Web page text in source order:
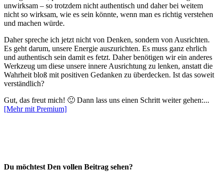
unwirksam – so trotzdem nicht authentisch und daher bei weitem
nicht so wirksam, wie es sein könnte, wenn man es richtig verstehen
und machen würde.
Daher spreche ich jetzt nicht von Denken, sondern von Ausrichten.
Es geht darum, unsere Energie auszurichten. Es muss ganz ehrlich
und authentisch sein damit es fetzt. Daher benötigen wir ein anderes
Werkzeug um diese unsere innere Ausrichtung zu lenken, anstatt die
Wahrheit bloß mit positiven Gedanken zu überdecken. Ist das soweit
verständlich?
Gut, das freut mich! 🙂 Dann lass uns einen Schritt weiter gehen:...
[Mehr mit Premium]
Du möchtest Den vollen Beitrag sehen?